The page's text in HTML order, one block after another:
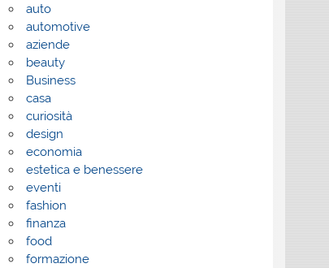
auto
automotive
aziende
beauty
Business
casa
curiosità
design
economia
estetica e benessere
eventi
fashion
finanza
food
formazione